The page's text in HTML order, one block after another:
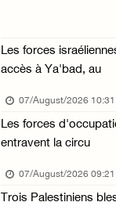
L’armée
07/August/2026
Nouvelles
07/August/2026 09:03
Les forces
accès à Ya'bad, au
07/August/2026
Les forces
entravent la circu
07/August/2026
Trois Palestiniens